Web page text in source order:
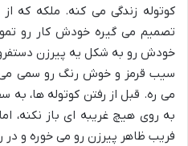
کوتوله زندگی می کنه. ملکه که
تصمیم می گیره خودش کار رو
خودش رو به شکل یه پیرزن
سیب قرمز و خوش رنگ رو سمی می
می ره. قبل از رفتن کوتوله ها،
به روی هیچ غریبه ای باز نکنه،
فریب ظاهر پیرزن رو می خوره و در